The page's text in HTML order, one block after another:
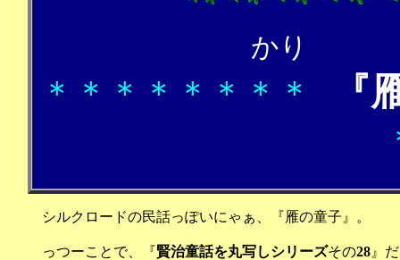
＊＊＊＊＊＊＊＊ 『
シルクロードの民話っぽいにゃぁ、『雁の童子』。
っつーことで、『賢治童話を丸写しシリーズその28 』